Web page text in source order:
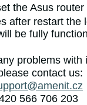
the Asus
after restart the
be fully
problems
contact us:
566 706 203